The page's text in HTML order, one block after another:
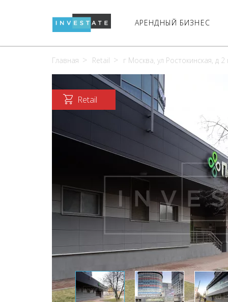
АРЕНДНЫЙ БИЗНЕС
Главная Retail г Москва, ул Ростокинская, д 2
Retail